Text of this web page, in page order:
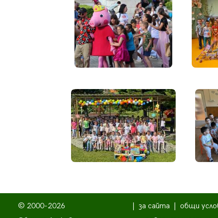
© 2000-2026
за сайта
общи